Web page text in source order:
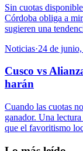
Sin cuotas
Córdoba obliga a
sugieren una
Noticias·24 de
Cusco vs
harán
Cuando las cuotas
ganador. Una
que el favoritismo